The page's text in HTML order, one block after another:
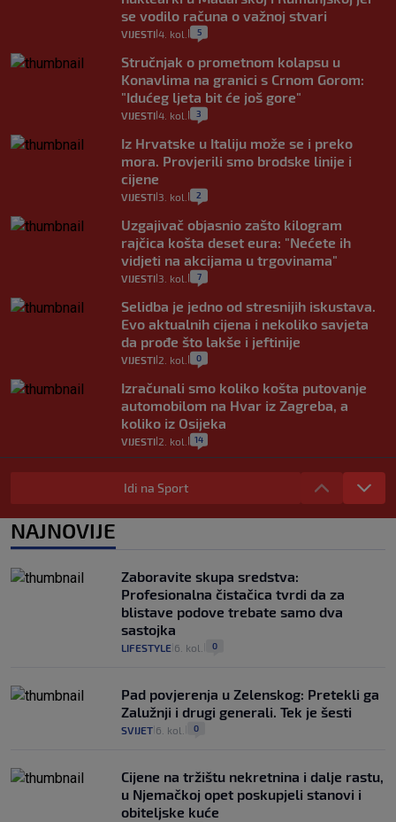
se vodilo računa o važnoj stvari
VIJESTI 4. kol. 5
Stručnjak o prometnom kolapsu u
Konavlima na granici s Crnom Gorom:
"Idućeg ljeta bit će još gore"
VIJESTI 4. kol. 3
Iz Hrvatske u Italiju može se i preko
mora. Provjerili smo brodske linije i
cijene
VIJESTI 3. kol. 2
Uzgajivač objasnio zašto kilogram
rajčica košta deset eura: "Nećete ih
vidjeti na akcijama u trgovinama"
VIJESTI 3. kol. 7
Selidba je jedno od stresnijih iskustava.
Evo aktualnih cijena i nekoliko savjeta
da prođe što lakše i jeftinije
VIJESTI 2. kol. 0
Izračunali smo koliko košta putovanje
automobilom na Hvar iz Zagreba, a
koliko iz Osijeka
VIJESTI 2. kol. 14
"Kći je otišla na more, a zaboravila
zdravstvenu iskaznicu". Kakva su prava
pacijenata izvan mjesta prebivališta?
1
Plenković na 15 dana ukine mjere: "Ne bi
se dogodilo ništa. Vlada se zaljubila u te
intervencije"
30. srp. 25
Idi na Sport
NAJNOVIJE
Zaboravite skupa sredstva:
Profesionalna čistačica tvrdi da za
blistave podove trebate samo dva
sastojka
LIFESTYLE 6. kol. 0
Pad povjerenja u Zelenskog: Pretekli ga
Zalužnji i drugi generali. Tek je šesti
SVIJET 6. kol. 0
Cijene na tržištu nekretnina i dalje rastu,
u Njemačkoj opet poskupjeli stanovi i
obiteljske kuće